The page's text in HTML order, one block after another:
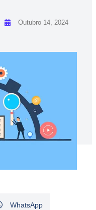
Outubro 14, 2024
WhatsApp